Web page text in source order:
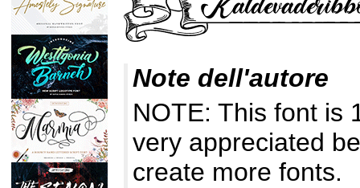
Note dell'autore
NOTE: This font is
very appreciated
create more fonts.